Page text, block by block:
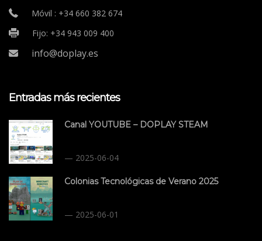
Móvil : +34 660 382 674
Fijo: +34 943 009 400
info@doplay.es
Entradas más recientes
Canal YOUTUBE – DOPLAY STEAM
2025-06-04
Colonias Tecnológicas de Verano 2025
2025-06-01